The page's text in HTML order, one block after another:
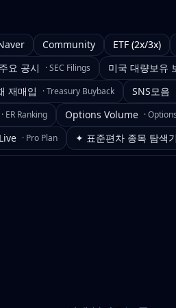
Community ETF (2x/3x)
요 공시 ·SEC Filings 미국 대량보유
재매입 ·Treasury Buyback SNS모음
· ER Ranking Options Volume ·
· Pro Plan ✦ 표준편차 종목 탐색기